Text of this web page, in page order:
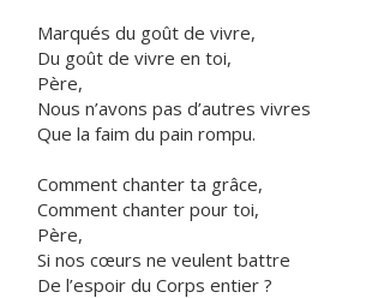
Marqués du goût de vivre,
Du goût de vivre en toi,
Père,
Nous n’avons pas d’autres vivres
Que la faim du pain rompu.
Comment chanter ta grâce,
Comment chanter pour toi,
Père,
Si nos cœurs ne veulent battre
De l’espoir du Corps entier ?